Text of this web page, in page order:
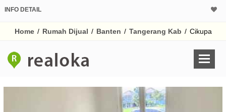
INFO DETAIL
Home / Rumah Dijual / Banten / Tangerang Kab / Cikupa
Harga Rp